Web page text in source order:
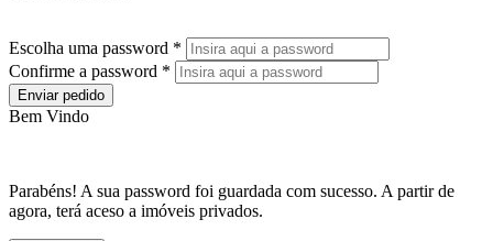
Escolha uma password *
Confirme a password *
Enviar pedido
Bem Vindo
Parabéns! A sua password foi guardada com sucesso. A partir de
agora, terá aceso a imóveis privados.